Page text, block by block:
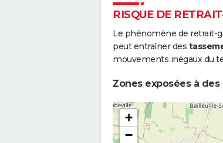
RISQUE DE
Le phénomène de retrait-
peut entraîner des
mouvements inégaux du
Zones exposées à
+
−